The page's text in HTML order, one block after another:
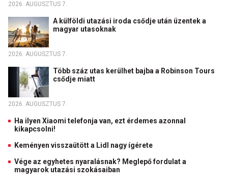
2026. AUGUSZTUS 7.
A külföldi utazási iroda csődje után üzentek a
magyar utasoknak
2026. AUGUSZTUS 7.
Több száz utas kerülhet bajba a Robinson Tours
csődje miatt
2026. AUGUSZTUS 7.
Ha ilyen Xiaomi telefonja van, ezt érdemes azonnal
kikapcsolni!
Keményen visszaütött a Lidl nagy ígérete
Vége az egyhetes nyaralásnak? Meglepő fordulat a
magyarok utazási szokásaiban